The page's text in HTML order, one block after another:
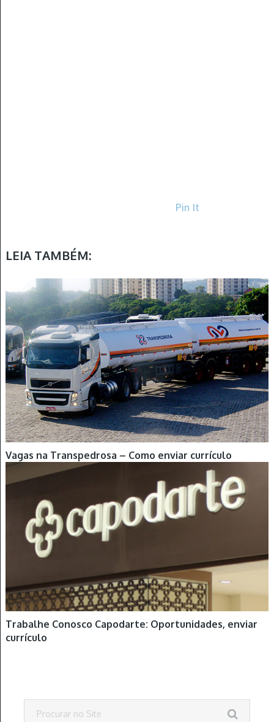
Pin It
LEIA TAMBÉM:
Vagas na Transpedrosa – Como enviar currículo
Trabalhe Conosco Capodarte: Oportunidades, enviar
currículo